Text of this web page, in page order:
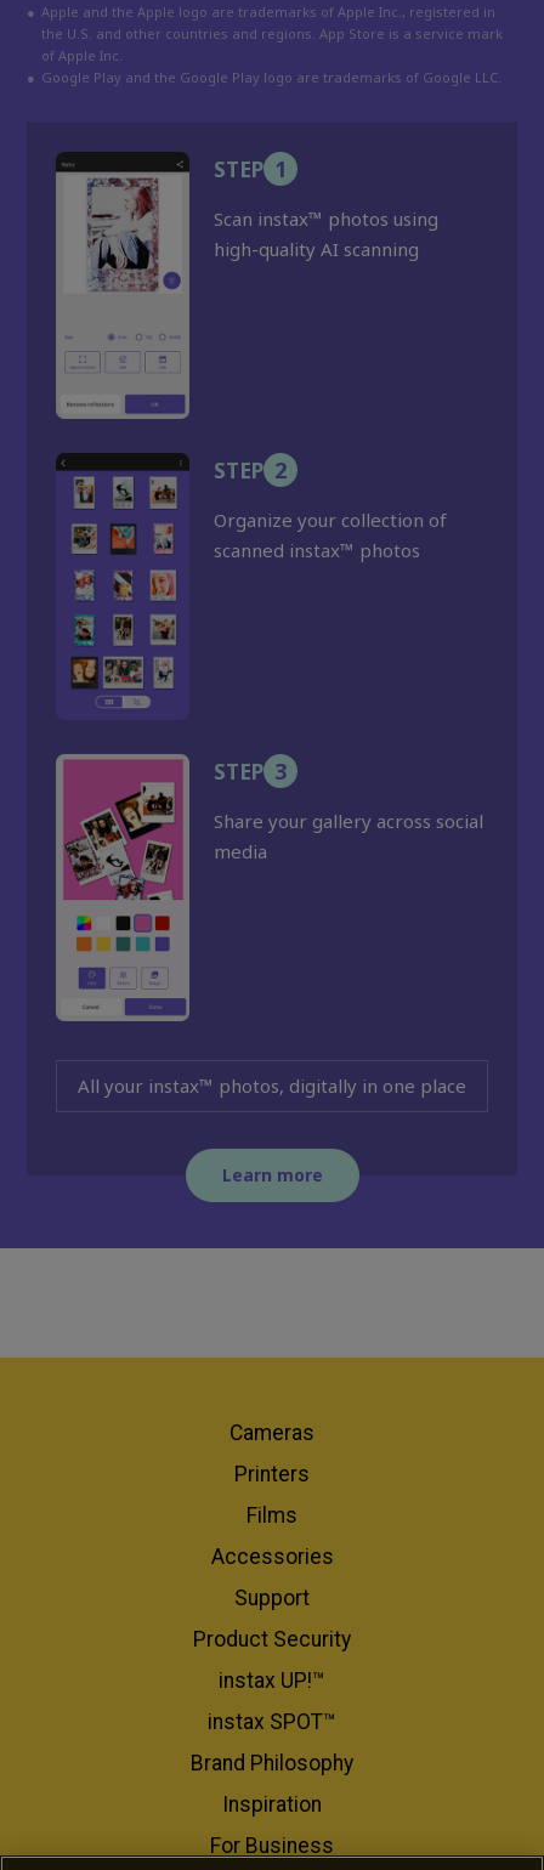
● Apple and the Apple logo are trademarks of Apple Inc., registered in
the U.S. and other countries and regions. App Store is a service mark
of Apple Inc.
● Google Play and the Google Play logo are trademarks of Google LLC.
STEP 1
Scan instax™ photos using
high-quality AI scanning
STEP 2
Organize your collection of
scanned instax™ photos
STEP 3
Share your gallery across social
media
All your instax™ photos, digitally in one place
Learn more
Cameras
Printers
Films
Accessories
Support
Product Security
instax UP!™
instax SPOT™
Brand Philosophy
Inspiration
For Business​